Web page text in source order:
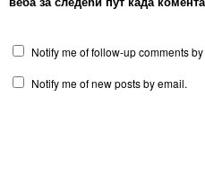
Notify me of follow-up comments
Notify me of new posts by email.